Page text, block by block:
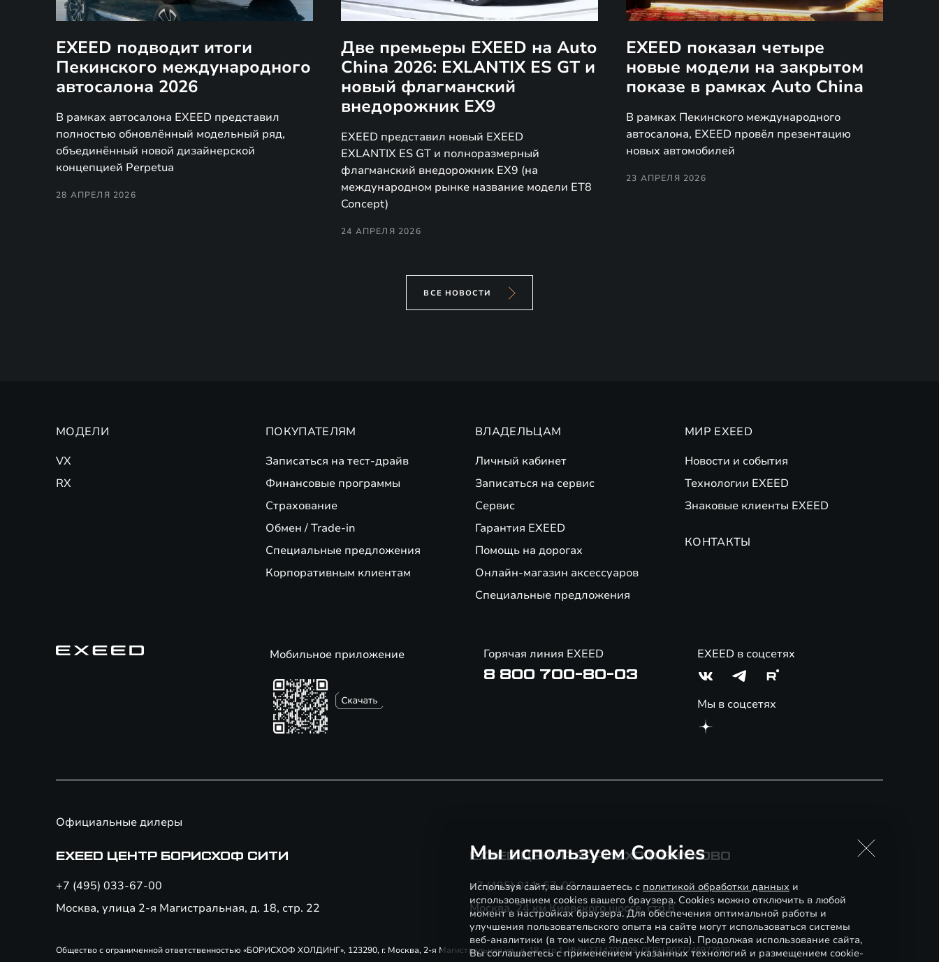
EXEED подводит итоги
Пекинского международного
автосалона 2026
В рамках автосалона EXEED представил
полностью обновлённый модельный ряд,
объединённый новой дизайнерской
концепцией Perpetua
28 АПРЕЛЯ 2026
Две премьеры EXEED на Auto
China 2026: EXLANTIX ES GT и
новый флагманский
внедорожник EX9
EXEED представил новый EXEED
EXLANTIX ES GT и полноразмерный
флагманский внедорожник EX9 (на
международном рынке название модели ET8
Concept)
24 АПРЕЛЯ 2026
EXEED показал четыре
новые модели на закрытом
показе в рамках Auto China
В рамках Пекинского международного
автосалона, EXEED провёл презентацию
новых автомобилей
23 АПРЕЛЯ 2026
ВСЕ НОВОСТИ
МОДЕЛИ
VX
RX
ПОКУПАТЕЛЯМ
Записаться на тест-драйв
Финансовые программы
Страхование
Обмен / Trade-in
Специальные предложения
Корпоративным клиентам
ВЛАДЕЛЬЦАМ
Личный кабинет
Записаться на сервис
Сервис
Гарантия EXEED
Помощь на дорогах
Онлайн-магазин аксессуаров
Специальные предложения
МИР EXEED
Новости и события
Технологии EXEED
Знаковые клиенты EXEED
КОНТАКТЫ
Мобильное приложение Горячая линия EXEED
8 800 700-80-03
EXEED в соцсетях
Мы в соцсетях
Официальные дилеры
EXEED ЦЕНТР БОРИСХОФ СИТИ
+7 (495) 033-67-00
Москва, улица 2-я Магистральная, д. 18, стр. 22
EXEED ЦЕНТР БОРИСХОФ ВНУКОВО
+7 (495) 011-67-00
Москва, 24 км Киевского шоссе, стр.8
Общество с ограниченной ответственностью «БОРИСХОФ ХОЛДИНГ», 123290, г. Москва, 2-я Магистральная ул., д. 18, стр.1, ИНН 7714700709, ОГРН 5077746977930
Мы используем Cookies
Используя сайт, вы соглашаетесь с политикой обработки данных и
использованием cookies вашего браузера. Cookies можно отключить в любой
момент в настройках браузера. Для обеспечения оптимальной работы и
улучшения пользовательского опыта на сайте могут использоваться системы
веб-аналитики (в том числе Яндекс.Метрика). Продолжая использование сайта,
Вы соглашаетесь с применением указанных технологий и размещением cookie-